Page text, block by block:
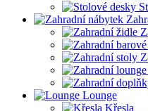
Lounge
Křesla